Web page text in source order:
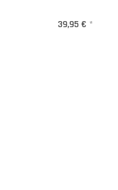
39,95 € *